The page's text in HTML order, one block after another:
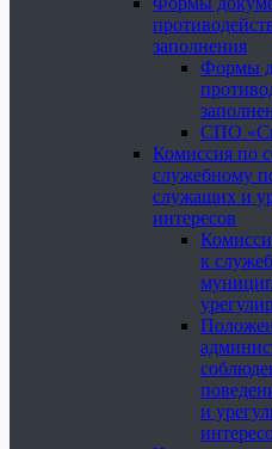
заполнения
Формы
СПО
Комиссия по
служебному
служащих и
интересов
к
и